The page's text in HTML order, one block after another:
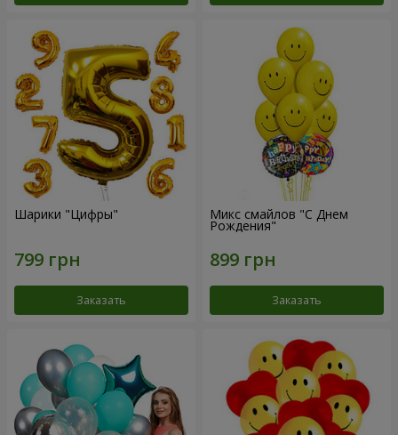
Шарики "Цифры"
Заказать
Микс смайлов "C Днем
Рождения"
Заказать